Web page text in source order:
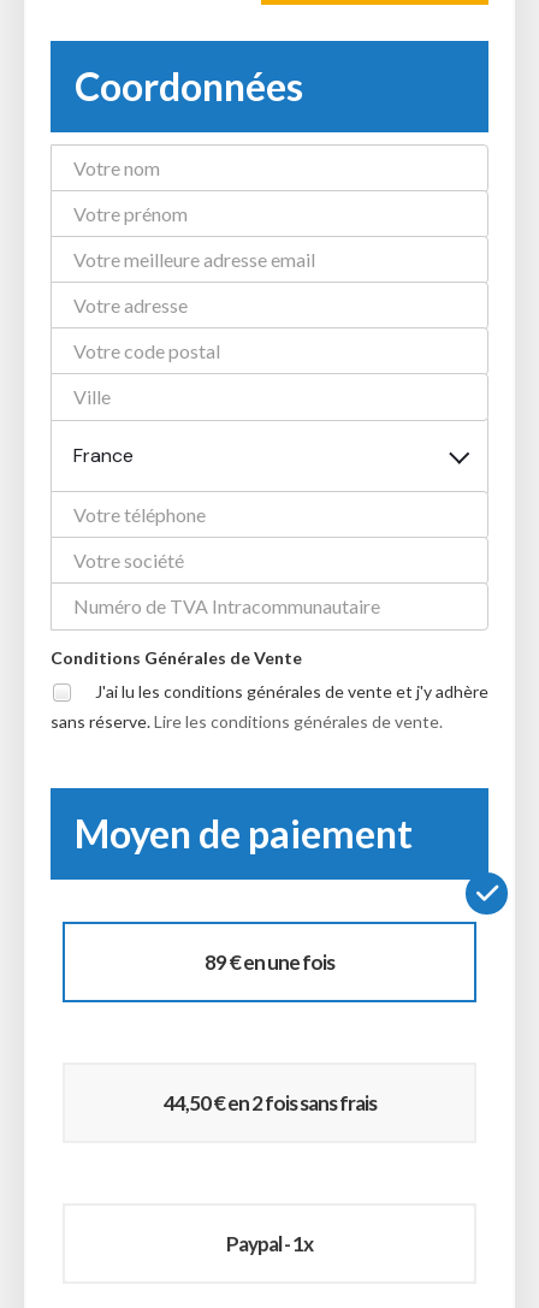
Coordonnées
France
Conditions Générales de Vente
J'ai lu les conditions générales de vente et j'y adhère
sans réserve.Lire les conditions générales de vente.
Moyen de paiement
89 € en une fois
44,50 € en 2 fois sans frais
Paypal - 1x